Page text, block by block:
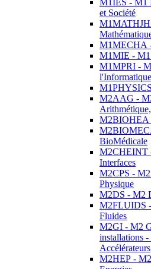
M1IES - M1
et Société
M1MECHA
M1MIE - M1
M1MPRI -
l'Informatique
M2AAG -
M2BIOHEA
BioMédicale
M2CHEINT
Interfaces
M2CPS -
Physique
M2DS - M2
M2FLUIDS
Fluides
M2GI - M2
installations -
M2HEP -